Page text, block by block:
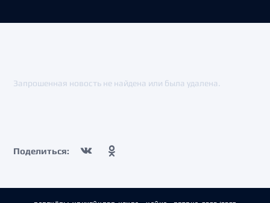
Запрошенная новость не найдена или была удалена.
Поделиться: